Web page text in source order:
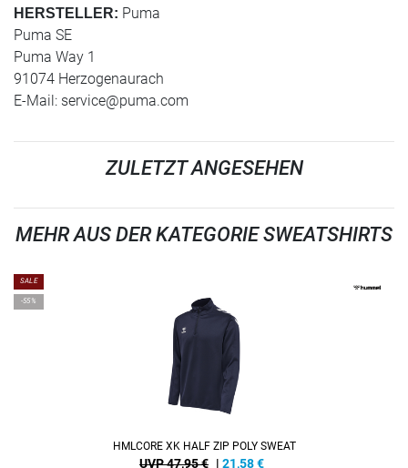
HERSTELLER: Puma
Puma SE
Puma Way 1
91074 Herzogenaurach
E-Mail: service@puma.com
ZULETZT ANGESEHEN
MEHR AUS DER KATEGORIE SWEATSHIRTS
SALE
-55%
HMLCORE XK HALF ZIP POLY SWEAT
UVP 47,95 € | 21,58€